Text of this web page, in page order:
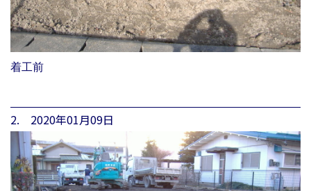
着工前
2. 2020年01月09日